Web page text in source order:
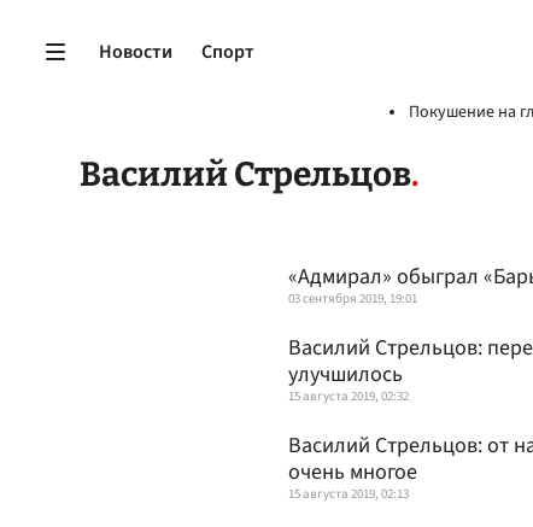
Новости Спорт
Покушение на
Василий Стрельцов
«Адмирал» обыграл
03 сентября 2019, 19:01
Василий Стрельцов:
улучшилось
15 августа 2019, 02:32
Василий Стрельцов: от
очень многое
15 августа 2019, 02:13